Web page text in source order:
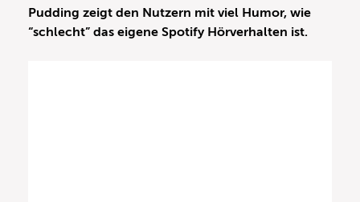
Pudding zeigt den Nutzern mit viel Humor, wie
“schlecht” das eigene Spotify Hörverhalten ist.